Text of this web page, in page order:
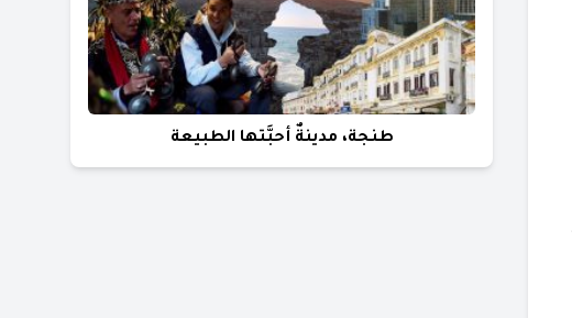
طنجة، مدينةٌ أحبَّتها الطبيعة